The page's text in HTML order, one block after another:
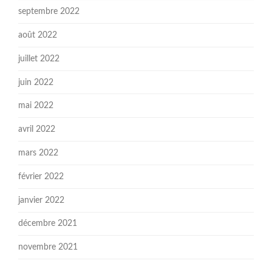
septembre 2022
août 2022
juillet 2022
juin 2022
mai 2022
avril 2022
mars 2022
février 2022
janvier 2022
décembre 2021
novembre 2021